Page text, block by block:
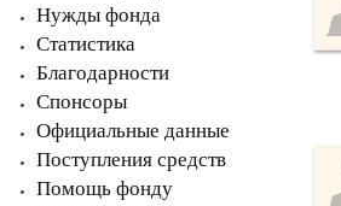
Нужды фонда
Статистика
Благодарности
Спонсоры
Официальные данные
Поступления средств
Помощь фонду